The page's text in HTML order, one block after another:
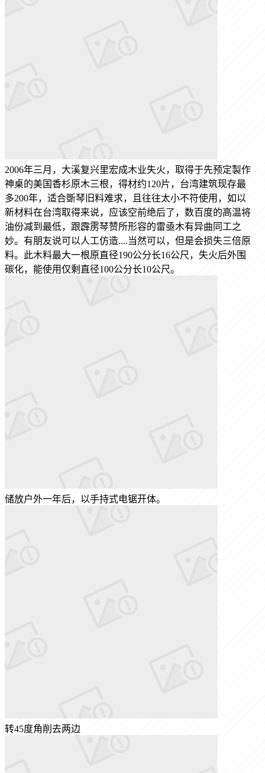
2006年三月，大溪复兴里宏成木业失火，取得于先预定製作
神桌的美国香杉原木三根，得材约120片，台湾建筑现存最
多200年，适合斲琴旧料难求，且往往太小不符使用，如以
新材料在台湾取得来说，应该空前绝后了，数百度的高温将
油份减到最低，跟霹雳琴赞所形容的雷亟木有异曲同工之
妙。有朋友说可以人工仿造....当然可以，但是会损失三倍原
料。此木料最大一根原直径190公分长16公尺，失火后外围
碳化，能使用仅剩直径100公分长10公尺。
储放户外一年后，以手持式电锯开体。
转45度角削去两边